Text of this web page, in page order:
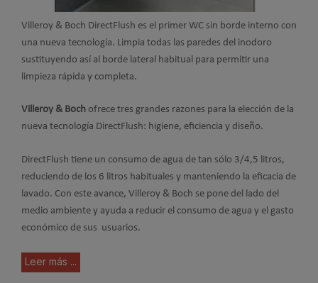
Villeroy & Boch DirectFlush es el primer WC sin borde interno con
una nueva tecnología. Limpia todas las paredes del inodoro
sustituyendo así al borde lateral habitual para permitir una
limpieza rápida y completa.
Villeroy & Boch ofrece tres grandes razones para la elección de la
nueva tecnología DirectFlush: higiene, eficiencia y diseño.
DirectFlush tiene un consumo de agua de tan sólo 3/4,5 litros,
reduciendo de los 6 litros habituales y manteniendo la eficacia de
lavado. Con este avance, Villeroy & Boch se pone del lado del
medio ambiente y ayuda a reducir el consumo de agua y el gasto
económico de sus usuarios.
Leer más ...